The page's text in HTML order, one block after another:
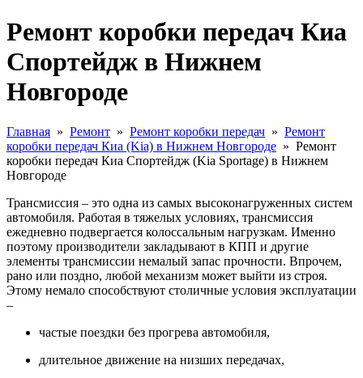
Ремонт коробки передач Киа
Спортейдж в Нижнем
Новгороде
Главная » Ремонт » Ремонт коробки передач » Ремонт
коробки передач Киа (Kia) в Нижнем Новгороде » Ремонт
коробки передач Киа Спортейдж (Kia Sportage) в Нижнем
Новгороде
Трансмиссия – это одна из самых высоконагруженных систем
автомобиля. Работая в тяжелых условиях, трансмиссия
ежедневно подвергается колоссальным нагрузкам. Именно
поэтому производители закладывают в КПП и другие
элементы трансмиссии немалый запас прочности. Впрочем,
рано или поздно, любой механизм может выйти из строя.
Этому немало способствуют столичные условия эксплуатации
–
частые поездки без прогрева автомобиля,
длительное движение на низших передачах,